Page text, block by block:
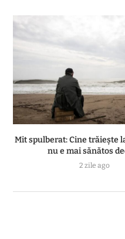
Mit spulberat: Cine trăiește
nu e mai sănătos
2 zile ago